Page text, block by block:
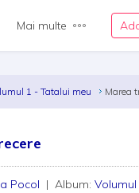
Mai multe
1 - Tatalui meu Marea
Pocol | Album: